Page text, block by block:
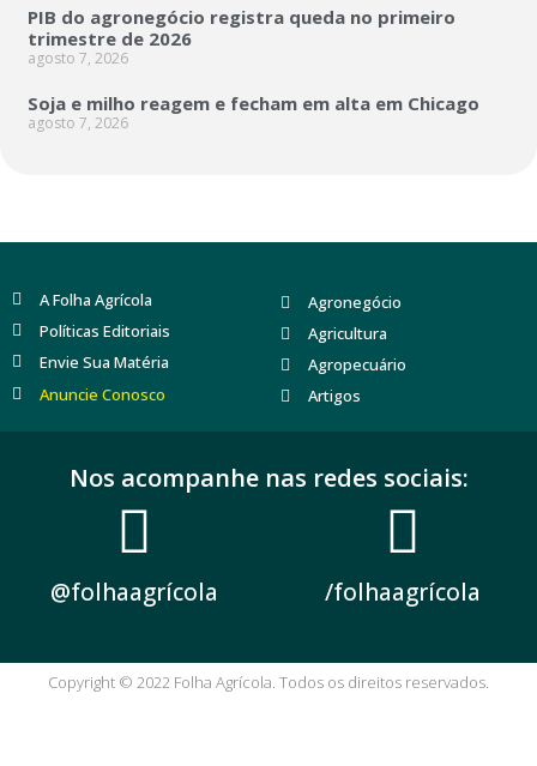
PIB do agronegócio registra queda no primeiro
trimestre de 2026
agosto 7, 2026
Soja e milho reagem e fecham em alta em Chicago
agosto 7, 2026
A Folha Agrícola
Políticas Editoriais
Envie Sua Matéria
Anuncie Conosco
Agronegócio
Agricultura
Agropecuário
Artigos
Nos acompanhe nas redes sociais:
@folhaagrícola /folhaagrícola
Copyright © 2022 Folha Agrícola. Todos os direitos reservados.